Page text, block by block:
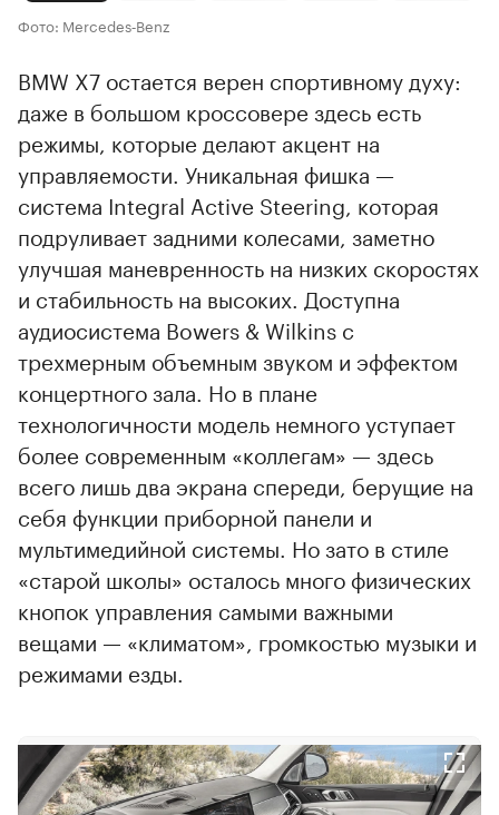
Фото: Mercedes‑Benz
BMW X7 остается верен спортивному духу:
даже в большом кроссовере здесь есть
режимы, которые делают акцент на
управляемости. Уникальная фишка —
система Integral Active Steering, которая
подруливает задними колесами, заметно
улучшая маневренность на низких скоростях
и стабильность на высоких. Доступна
аудиосистема Bowers & Wilkins с
трехмерным объемным звуком и эффектом
концертного зала. Но в плане
технологичности модель немного уступает
более современным «коллегам» — здесь
всего лишь два экрана спереди, берущие на
себя функции приборной панели и
мультимедийной системы. Но зато в стиле
«старой школы» осталось много физических
кнопок управления самыми важными
вещами — «климатом», громкостью музыки и
режимами езды.